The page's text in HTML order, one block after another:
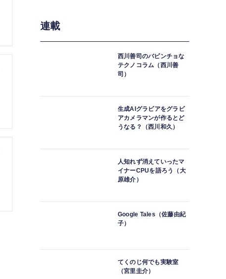
連載
西川善司のバビンチョな
テクノコラム（西川善
司）
生成AIグラビアをグラビ
アカメラマンが作るとど
うなる？（西川和久）
人知れず消えていったマ
イナーCPUを語ろう（大
原雄介）
Google Tales（佐藤由紀
子）
てくのじ何でも実験室
（宮里圭介）